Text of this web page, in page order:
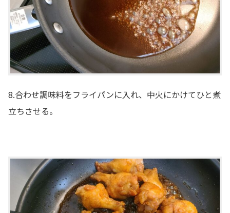
8.合わせ調味料をフライパンに入れ、中火にかけてひと煮
立ちさせる。